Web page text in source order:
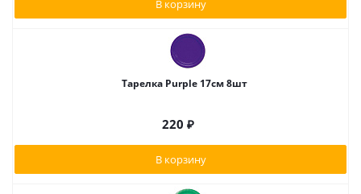
В корзину
Тарелка Purple 17см 8шт
220 ₽
В корзину